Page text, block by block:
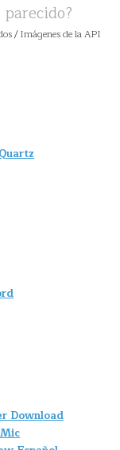
/ Imágenes de la API
Download